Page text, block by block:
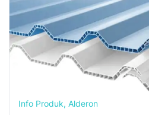
Info Produk, Alderon